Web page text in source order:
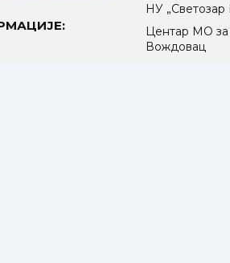
НУ
Центар МO за
Вождовац